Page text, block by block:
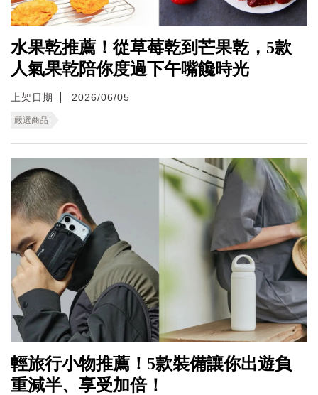
水果乾推薦！從草莓乾到芒果乾，5款
人氣果乾陪你度過下午嘴饞時光
上架日期 2026/06/05
嚴選商品
輕旅行小物推薦！5款裝備讓你出遊負
重減半、享受加倍！